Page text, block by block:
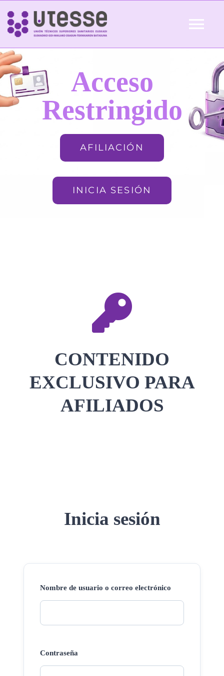
Skip
content
Inicio
QUIÉNES SOMOS Acceso
Restringido
AFILIACIÓN
INICIA SESIÓN
CONTENIDO
EXCLUSIVO PARA
AFILIADOS
Inicia sesión
Nombre de usuario o correo electrónico
Contraseña